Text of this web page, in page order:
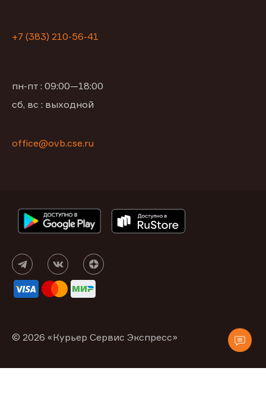
+7 (383) 210-56-41
пн-пт : 09:00—18:00
сб, вс : выходной
office@ovb.cse.ru
© 2026 «Курьер Сервис Экспресс»